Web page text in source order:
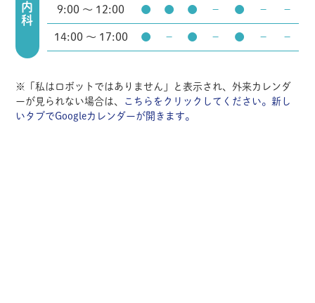
内科 9:00 ～ 12:00 ● ● ● － ● － －
14:00 ～ 17:00 ● － ● － ● － －
※「私はロボットではありません」と表示され、外来カレンダ
ーが見られない場合は、
こちらをクリックしてください。新し
いタブでGoogleカレンダーが開きます。